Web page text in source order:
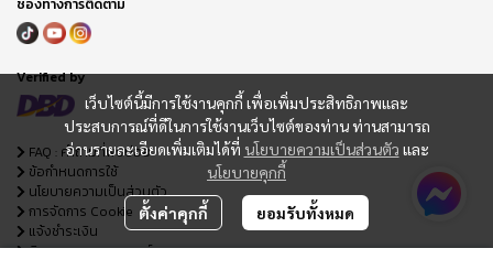
เว็บไซต์นี้มีการใช้งานคุกกี้ เพื่อเพิ่มประสิทธิภาพและ
ประสบการณ์ที่ดีในการใช้งานเว็บไซต์ของท่าน ท่านสามารถ
อ่านรายละเอียดเพิ่มเติมได้ที่ นโยบายความเป็นส่วนตัว และ
นโยบายคุกกี้
ตั้งค่าคุกกี้ ยอมรับทั้งหมด
ช่องทางการติดตาม
Verified by
FAQ : คำถามที่พบบ่อย
ข้อกำหนดการใช้
นโยบายความเป็นส่วนตัว
การจัดการ Cookie
แจ้งชำระเงิน
ติดตามสถานะออเดอร์